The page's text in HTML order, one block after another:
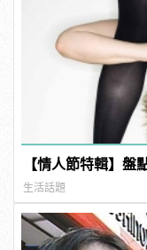
【情人節特輯】盤
生活話題